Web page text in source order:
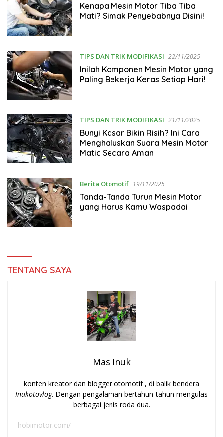
Kenapa Mesin Motor Tiba Tiba
Mati? Simak Penyebabnya Disini!
TIPS DAN TRIK MODIFIKASI 22/11/2025
Inilah Komponen Mesin Motor yang
Paling Bekerja Keras Setiap Hari!
TIPS DAN TRIK MODIFIKASI 21/11/2025
Bunyi Kasar Bikin Risih? Ini Cara
Menghaluskan Suara Mesin Motor
Matic Secara Aman
Berita Otomotif 19/11/2025
Tanda-Tanda Turun Mesin Motor
yang Harus Kamu Waspadai
TENTANG SAYA
Mas Inuk
konten kreator dan blogger otomotif , di balik bendera
Inukotovlog. Dengan pengalaman bertahun-tahun mengulas
berbagai jenis roda dua.
hobimotor.com/